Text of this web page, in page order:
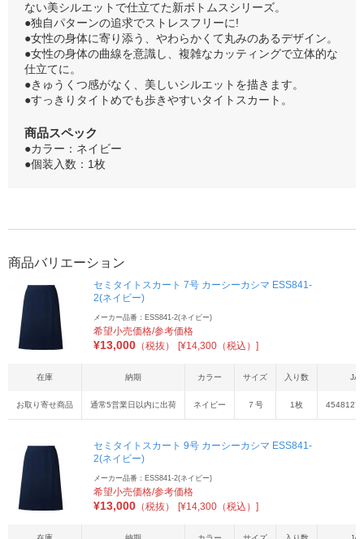
ない美シルエットで仕立てた新ボトムスシリーズ。
●独自パターンの追求でストレスフリーに!
●女性の身体に寄り添う、やわらかくて丸みのあるデザイン。
●女性の身体の曲線を意識し、複雑なカッティングで立体的な
仕立てに。
●きゅうくつ感がなく、美しいシルエットを描きます。
●すっきりタイトめでも歩きやすいタイトスカート。
商品スペック
●カラー：ネイビー
●個装入数：1枚
商品バリエーション
セミタイトスカート 7号 カーシーカシマ ESS841-
2(ネイビー)
メーカー品番：ESS841-2(ネイビー)
希望小売価格/参考価格
¥13,000 （税抜） [¥14,300（税込）]
在庫 納期 カラー サイズ 入り数
お取り寄せ商品 通常5営業日以内に出荷 ネイビー ７号 1枚
セミタイトスカート 9号 カーシーカシマ ESS841-
2(ネイビー)
メーカー品番：ESS841-2(ネイビー)
希望小売価格/参考価格
¥13,000 （税抜） [¥14,300（税込）]